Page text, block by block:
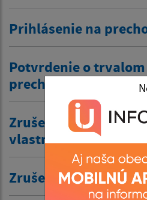
Prihlásenie na
Potvrdenie o
prechodnom pobyte
Zrušenie trvalého
vlastníka budovy
Zrušenie